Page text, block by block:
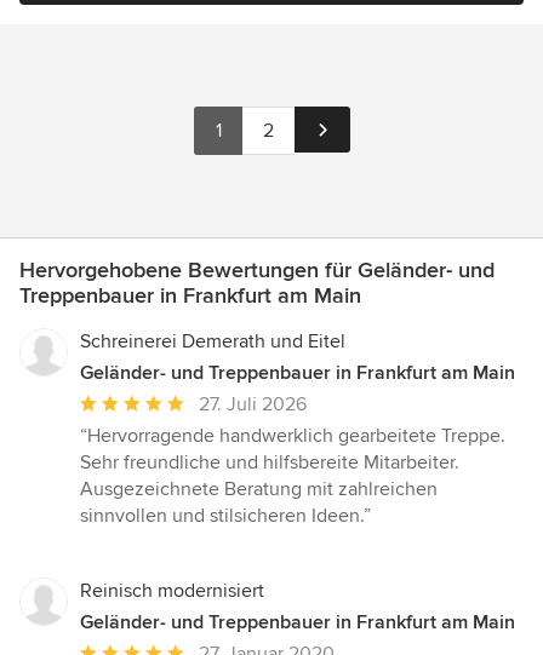
1 2
Hervorgehobene Bewertungen für Geländer- und
Treppenbauer in Frankfurt am Main
Schreinerei Demerath und Eitel
Geländer- und Treppenbauer in Frankfurt am Main
Durchschnittliche
Bewertung:
5
von
5
27. Juli 2026
“Hervorragende handwerklich gearbeitete Treppe.
Sehr freundliche und hilfsbereite Mitarbeiter.
Ausgezeichnete Beratung mit zahlreichen
sinnvollen und stilsicheren Ideen.”
Reinisch modernisiert
Geländer- und Treppenbauer in Frankfurt am Main